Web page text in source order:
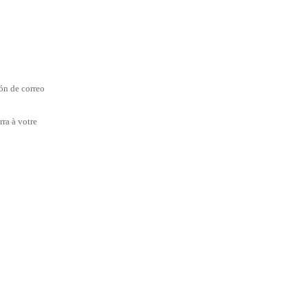
de correo
à votre